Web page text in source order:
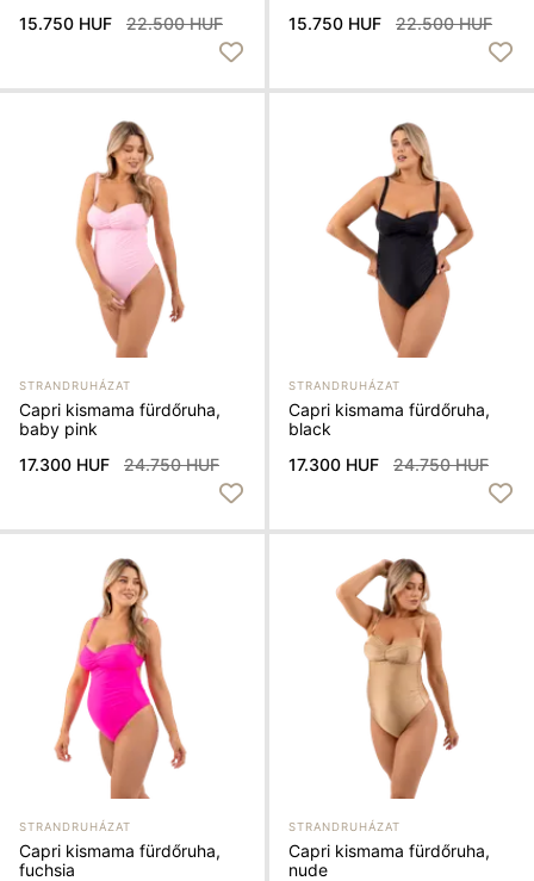
15.750 HUF
22.500 HUF
15.750 HUF
22.500 HUF
STRANDRUHÁZAT
Capri kismama fürdőruha,
baby pink
17.300 HUF
24.750 HUF
STRANDRUHÁZAT
Capri kismama fürdőruha,
black
17.300 HUF
24.750 HUF
STRANDRUHÁZAT
Capri kismama fürdőruha,
fuchsia
STRANDRUHÁZAT
Capri kismama fürdőruha,
nude